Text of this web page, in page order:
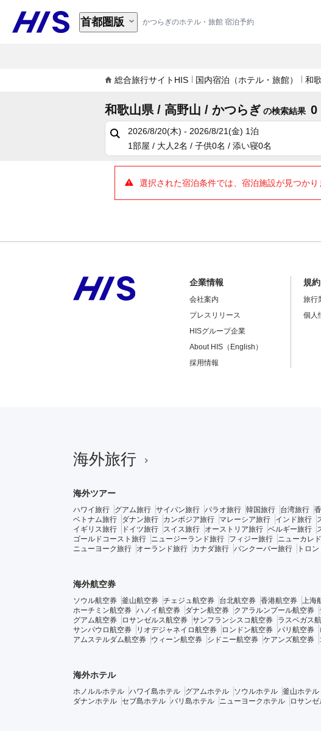
かつらぎのホテル・旅館 宿泊予約
首都圏版
総合旅行サイトHIS 国内宿泊（ホテル・旅館） 和
和歌山県 / 高野山 / かつらぎ の検索結果 0
2026/8/20(木) - 2026/8/21(金) 1泊
1部屋 / 大人2名 / 子供0名 / 添い寝0名
選択された宿泊条件では、宿泊施設が見つかり
企業情報
会社案内
プレスリリース
HISグループ企業
About HIS（English）
採用情報
規約
旅行
個人
海外旅行
海外ツアー
ハワイ旅行 グアム旅行 サイパン旅行 パラオ旅行 韓国旅行 台湾旅行
ベトナム旅行
ダナン旅行 カンボジア旅行 マレーシア旅行 インド旅行
イギリス旅行
ドイツ旅行 スイス旅行 オーストリア旅行 ベルギー旅行
ゴールドコースト旅行
ニュージーランド旅行 フィジー旅行 ニューカレ
ニューヨーク旅行
オーランド旅行 カナダ旅行 バンクーバー旅行 トロ
海外航空券
ソウル航空券 釜山航空券 チェジュ航空券 台北航空券 香港航空券 上海
ホーチミン航空券 ハノイ航空券 ダナン航空券 クアラルンプール航空券
グアム航空券
ロサンゼルス航空券 サンフランシスコ航空券 ラスベガス
サンパウロ航空券
リオデジャネイロ航空券 ロンドン航空券 パリ航空券
アムステルダム航空券
ウィーン航空券 シドニー航空券 ケアンズ航空券
海外ホテル
ホノルルホテル ハワイ島ホテル グアムホテル ソウルホテル 釜山ホテル
ダナンホテル セブ島ホテル バリ島ホテル ニューヨークホテル ロサン